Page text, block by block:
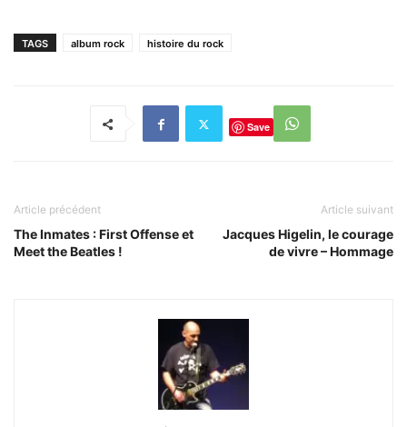
TAGS album rock histoire du rock
Save
Article précédent
The Inmates : First Offense et
Meet the Beatles !
Article suivant
Jacques Higelin, le courage
de vivre – Hommage